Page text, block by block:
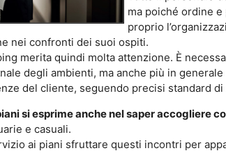
ma poiché ordine
proprio
nei confronti dei suoi ospiti.
merita quindi molta attenzione. È
degli ambienti, ma anche più in
del cliente, seguendo precisi standard di
si esprime anche nel saper accogliere
e casuali.
ai piani sfruttare questi incontri per